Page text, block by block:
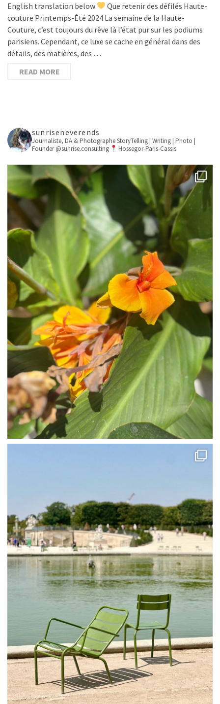
English translation below
Que retenir des défilés Haute-
couture Printemps-Été 2024 La semaine de la Haute-
Couture, c’est toujours du rêve là l’état pur sur les podiums
parisiens. Cependant, ce luxe se cache en général dans des
détails, des matières, des …
READ MORE
sunriseneverends
Journaliste, DA & PhotographeStoryTelling | Writing | Photo |
Founder @sunrise.consulting
Hossegor-Paris-Cassis